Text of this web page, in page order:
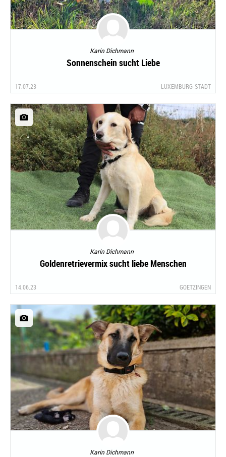
Karin Dichmann
Sonnenschein sucht Liebe
17.07.23 LUXEMBURG-STADT
Karin Dichmann
Goldenretrievermix sucht liebe Menschen
14.06.23 GOETZINGEN
Karin Dichmann